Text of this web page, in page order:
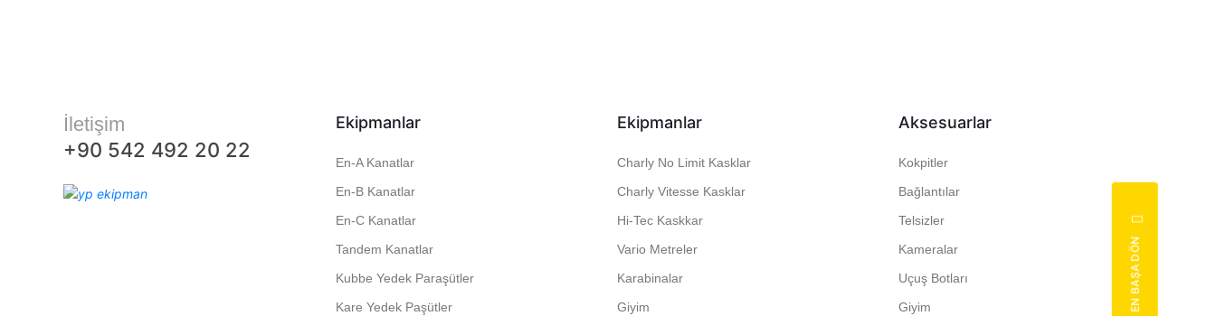
İletişim
+90 542 492 20 22
Ekipmanlar
En-A Kanatlar
En-B Kanatlar
En-C Kanatlar
Tandem Kanatlar
Kubbe Yedek Paraşütler
Kare Yedek Paşütler
Ekipmanlar
Charly No Limit Kasklar
Charly Vitesse Kasklar
Hi-Tec Kaskkar
Vario Metreler
Karabinalar
Giyim
Aksesuarlar
Kokpitler
Bağlantılar
Telsizler
Kameralar
Uçuş Botları
Giyim
EN BAŞA DÖN